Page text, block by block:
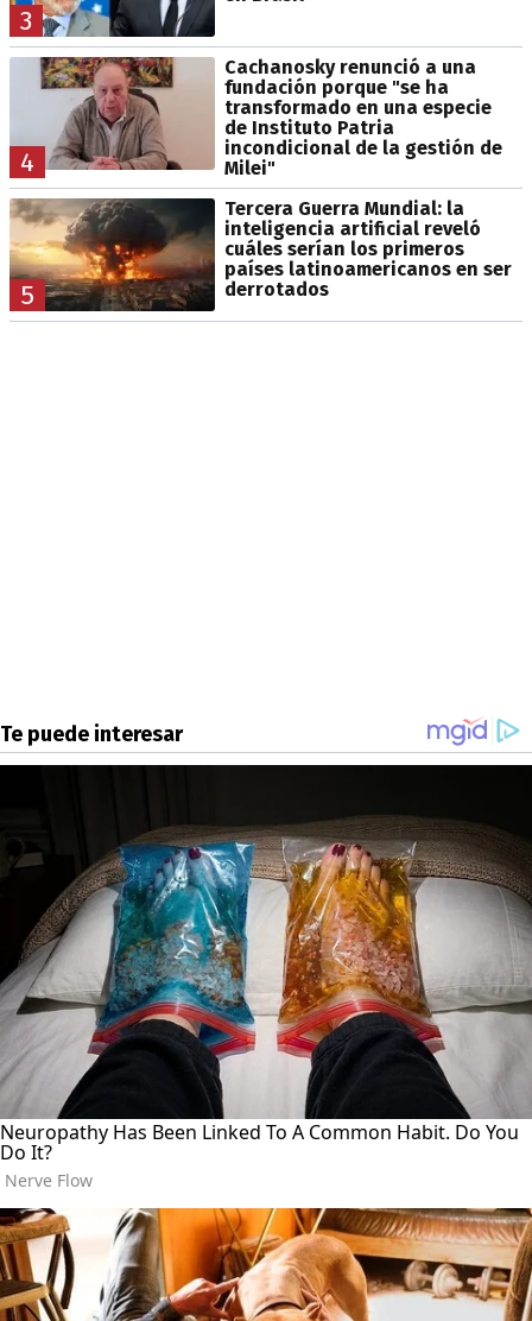
3
4
Cachanosky renunció a una
fundación porque "se ha
transformado en una especie
de Instituto Patria
incondicional de la gestión de
Milei"
5
Tercera Guerra Mundial: la
inteligencia artificial reveló
cuáles serían los primeros
países latinoamericanos en ser
derrotados